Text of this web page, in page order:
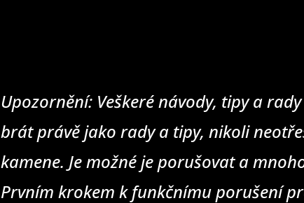
Upozornění: Veškeré návody, tipy a
brát právě jako rady a tipy, nikoli
kamene. Je možné je porušovat a
Prvním krokem k funkčnímu porušení